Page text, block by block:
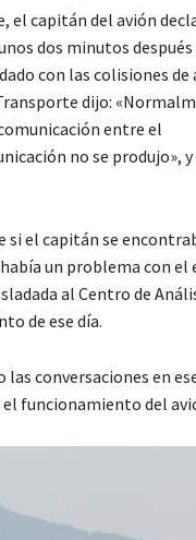
el capitán del avión
dos minutos después
con las colisiones de
dijo:
entre el
no se produjo», y
si el capitán se
un problema con el
al Centro de
de ese día.
conversaciones en
funcionamiento del